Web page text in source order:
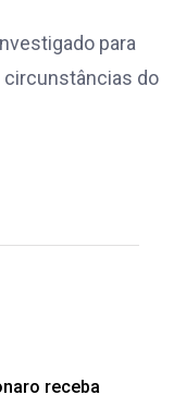
para
circunstâncias do
receba